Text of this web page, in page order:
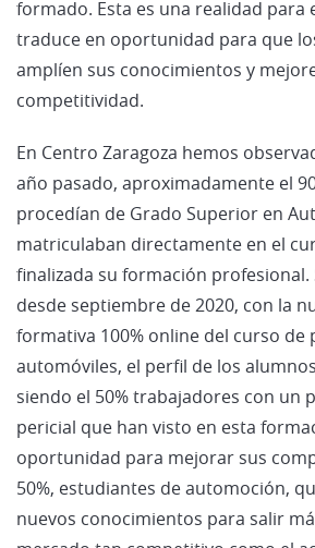
formado. Esta es una realidad para
traduce en oportunidad para que
amplíen sus conocimientos y
competitividad.
En Centro Zaragoza hemos
año pasado, aproximadamente el
procedían de Grado Superior en
matriculaban directamente en el
finalizada su formación profesional.
desde septiembre de 2020, con la
formativa 100% online del curso de
automóviles, el perfil de los
siendo el 50% trabajadores con un
pericial que han visto en esta
oportunidad para mejorar sus
50%, estudiantes de automoción,
nuevos conocimientos para salir